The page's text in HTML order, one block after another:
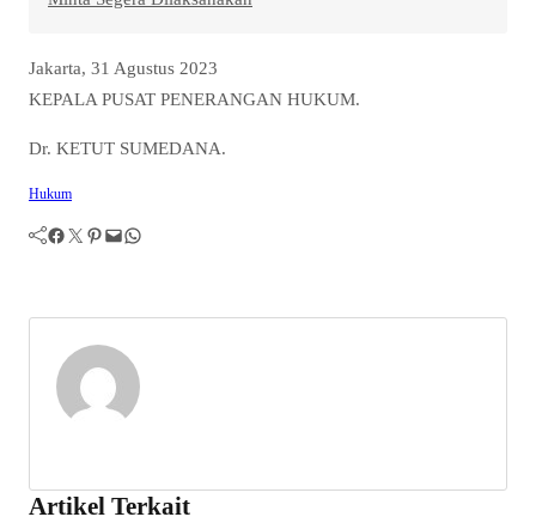
Jakarta, 31 Agustus 2023
KEPALA PUSAT PENERANGAN HUKUM.
Dr. KETUT SUMEDANA.
Hukum
Facebook Twitter Pinterest Mail WhatsApp
Artikel Terkait